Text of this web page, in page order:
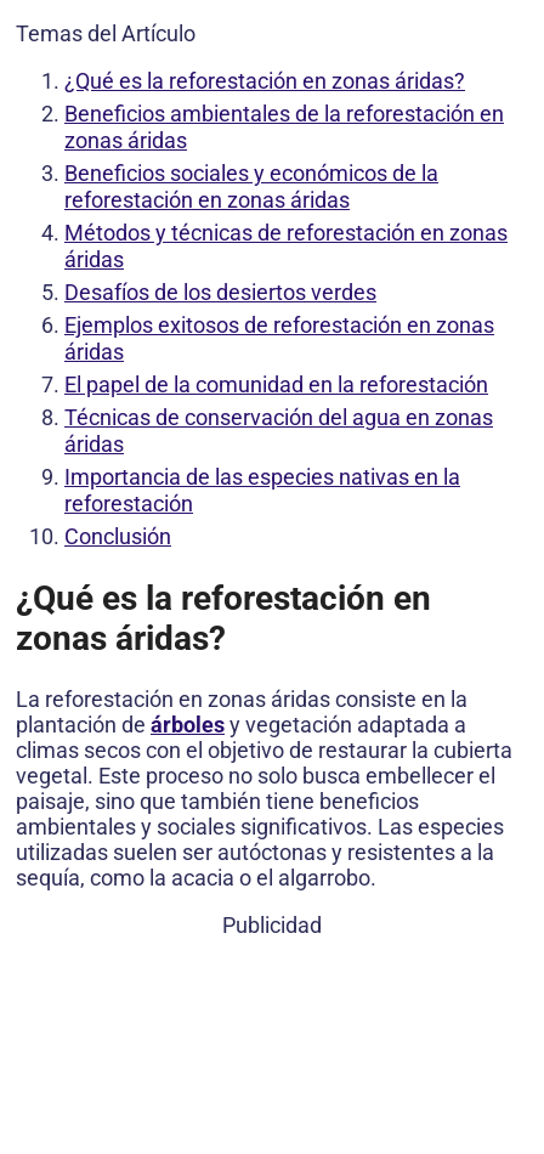
Temas del Artículo
¿Qué es la reforestación en zonas áridas?
Beneficios ambientales de la reforestación en
zonas áridas
Beneficios sociales y económicos de la
reforestación en zonas áridas
Métodos y técnicas de reforestación en zonas
áridas
Desafíos de los desiertos verdes
Ejemplos exitosos de reforestación en zonas
áridas
El papel de la comunidad en la reforestación
Técnicas de conservación del agua en zonas
áridas
Importancia de las especies nativas en la
reforestación
Conclusión
¿Qué es la reforestación en
zonas áridas?
La reforestación en zonas áridas consiste en la
plantación de árbolesy vegetación adaptada a
climas secos con el objetivo de restaurar la cubierta
vegetal. Este proceso no solo busca embellecer el
paisaje, sino que también tiene beneficios
ambientales y sociales significativos. Las especies
utilizadas suelen ser autóctonas y resistentes a la
sequía, como la acacia o el algarrobo.
Publicidad